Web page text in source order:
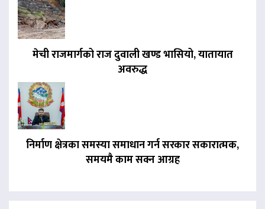
मेची राजमार्गको राज दुवाली खण्ड भासियो, यातायात
अवरुद्ध
निर्माण क्षेत्रका समस्या समाधान गर्न सरकार सकारात्मक,
समयमै काम सक्न आग्रह